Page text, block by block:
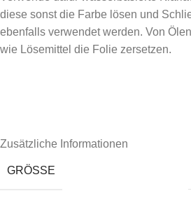
diese sonst die Farbe lösen und
ebenfalls verwendet werden. Von
wie Lösemittel die Folie zersetzen.
Zusätzliche Informationen
GRÖSSE